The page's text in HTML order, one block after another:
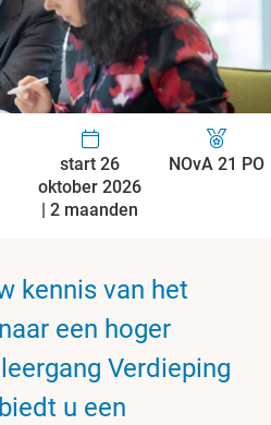
start 26
oktober 2026
| 2 maanden
NOvA 21 PO
kennis van het
een hoger
Verdieping
u een